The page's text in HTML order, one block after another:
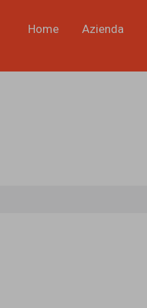
Home Azienda